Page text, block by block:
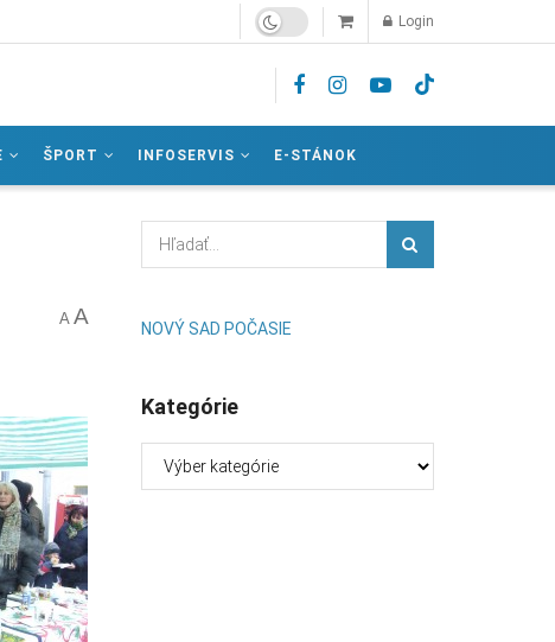
Login
ŠPORT INFOSERVIS E-STÁNOK
A A NOVÝ SAD POČASIE
Kategórie